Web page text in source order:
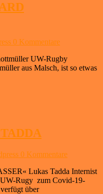
0 Kommentare
UW-Rugby
aus Malsch, ist so etwas
0 Kommentare
Lukas Tadda Internist
Rugy zum Covid-19-
über